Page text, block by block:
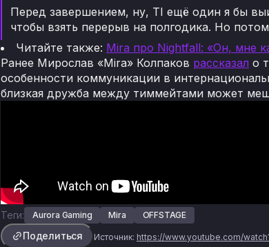
Перед завершением, ну, TI ещё один я бы
чтобы взять перерыв на полгодика. Но
Читайте также: Mira про Nightfall: «Он, мне
Ранее Мирослав «Mira» Колпаков рассказал о
особенности коммуникации в
близкая дружба между тиммейтами может
Теги: Aurora Gaming Mira OFFSTAGE
Поделиться Источник: https://www.youtube.com/